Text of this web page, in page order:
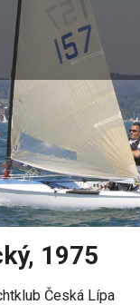
, 1975
Česká Lípa